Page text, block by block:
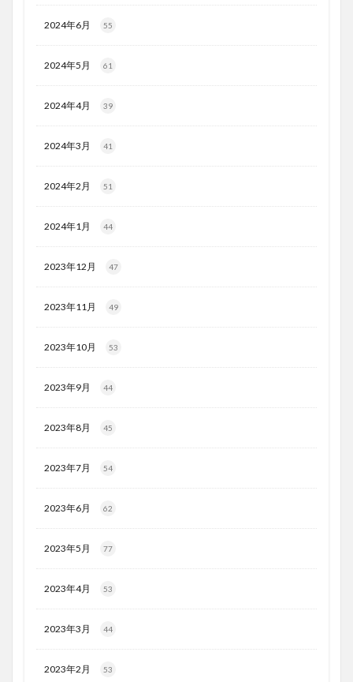
2024年6月 55
2024年5月 61
2024年4月 39
2024年3月 41
2024年2月 51
2024年1月 44
2023年12月 47
2023年11月 49
2023年10月 53
2023年9月 44
2023年8月 45
2023年7月 54
2023年6月 62
2023年5月 77
2023年4月 53
2023年3月 44
2023年2月 53